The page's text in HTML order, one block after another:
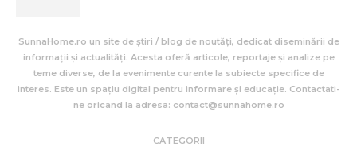
SunnaHome.ro un site de știri / blog de noutăți, dedicat diseminării de
informații și actualități. Acesta oferă articole, reportaje și analize pe
teme diverse, de la evenimente curente la subiecte specifice de
interes. Este un spațiu digital pentru informare și educație. Contactati-
ne oricand la adresa: contact@sunnahome.ro
CATEGORII